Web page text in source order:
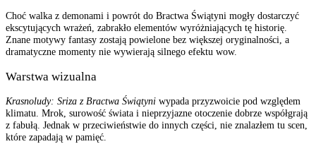
Choć walka z demonami i powrót do Bractwa Świątyni mogły dostarczyć
ekscytujących wrażeń, zabrakło elementów wyróżniających tę historię.
Znane motywy fantasy zostają powielone bez większej oryginalności, a
dramatyczne momenty nie wywierają silnego efektu wow.
Warstwa wizualna
Krasnoludy: Sriza z Bractwa Świątyni wypada przyzwoicie pod względem
klimatu. Mrok, surowość świata i nieprzyjazne otoczenie dobrze współgrają
z fabułą. Jednak w przeciwieństwie do innych części, nie znalazłem tu scen,
które zapadają w pamięć.